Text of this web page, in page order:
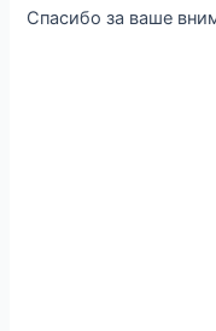
Спасибо за ваше